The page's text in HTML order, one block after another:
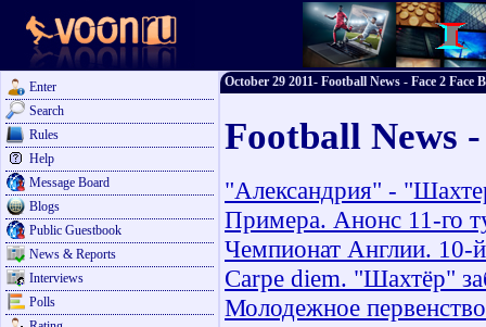
Enter
Search
Rules
Help
Message Board
Blogs
Public Guestbook
News & Reports
Interviews
Polls
October 29 2011- Football News - Face 2 Face
Football News
"Александрия" -
Примера. Анонс 11-го
Чемпионат Англии.
Carpe diem. "Шахтёр"
Молодежное